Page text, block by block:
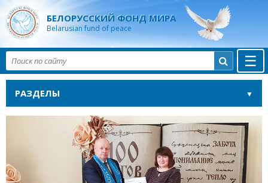
БЕЛОРУССКИЙ ФОНД МИРА
Belarusian fund of peace
☰

РАЗДЕЛЫ